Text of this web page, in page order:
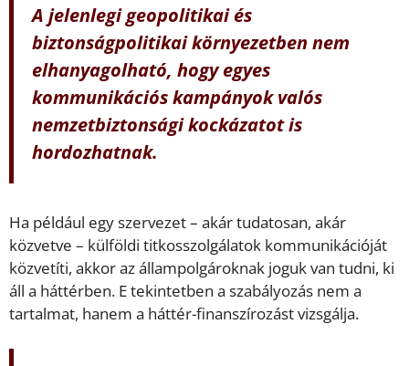
A jelenlegi geopolitikai és
biztonságpolitikai környezetben nem
elhanyagolható, hogy egyes
kommunikációs kampányok valós
nemzetbiztonsági kockázatot is
hordozhatnak.
Ha például egy szervezet – akár tudatosan, akár
közvetve – külföldi titkosszolgálatok kommunikációját
közvetíti, akkor az állampolgároknak joguk van tudni, ki
áll a háttérben. E tekintetben a szabályozás nem a
tartalmat, hanem a háttér-finanszírozást vizsgálja.